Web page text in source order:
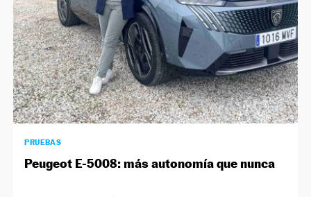
PRUEBAS
Peugeot E-5008: más autonomía que nunca